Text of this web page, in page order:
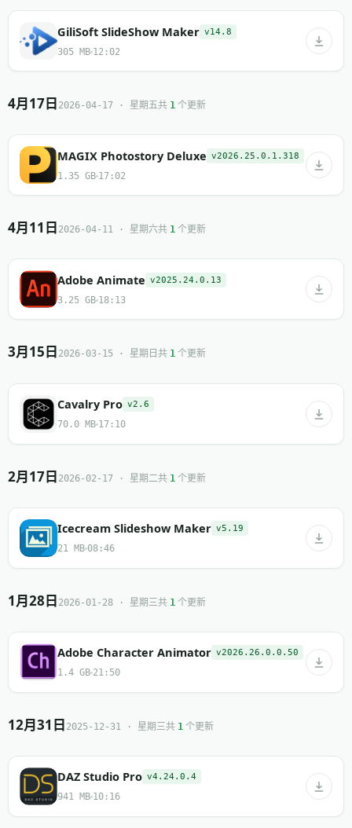
GiliSoft SlideShow Maker v14.8
305 MB 12:02
4月17日 2026-04-17 · 星期五共 1 个更新
MAGIX Photostory Deluxe v2026.25.0.1.318
1.35 GB 17:02
4月11日 2026-04-11 · 星期六共 1 个更新
Adobe Animate v2025.24.0.13
3.25 GB 18:13
3月15日 2026-03-15 · 星期日 共 1 个更新
Cavalry Pro v2.6
70.0 MB 17:10
2月17日 2026-02-17 · 星期二共 1 个更新
Icecream Slideshow Maker v5.19
21 MB 08:46
1月28日 2026-01-28 · 星期三共 1 个更新
Adobe Character Animator v2026.26.0.0.50
1.4 GB 21:50
12月31日 2025-12-31 · 星期三共 1 个更新
DAZ Studio Pro v4.24.0.4
941 MB 10:16